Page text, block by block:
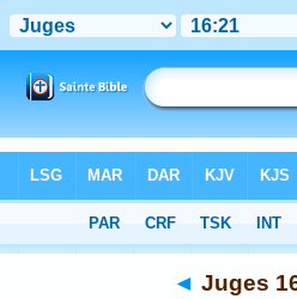
Chapitre 16> Verset 21
◄ Juges